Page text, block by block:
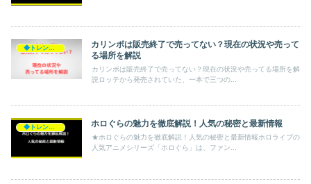
◆トレンド◆
カリンボは販売終了で売ってない？現在の状況や売って
る場所を解説
カリンボは販売終了で売ってない？現在の状況や売ってる場所を解
説ロッテから発売されていた、一本で三つの...
◆トレンド◆ ホロぐらの魅力を徹底解説！人気の秘密と最新情報
★ホロぐらの魅力を徹底解説！人気の秘密と最新情報ホロライブの
人気アニメシリーズ「ホロぐら」は、ファン...